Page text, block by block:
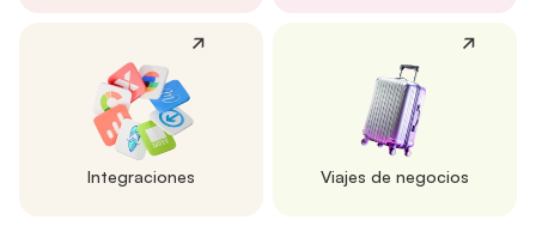
Integraciones Viajes de negocios